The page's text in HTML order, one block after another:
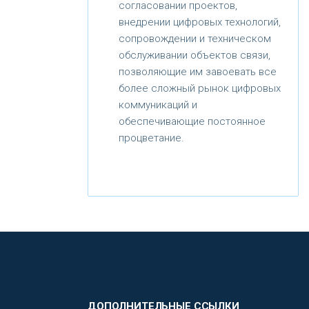
согласовании проектов,
внедрении цифровых технологий,
сопровождении и техническом
обслуживании объектов связи,
позволяющие им завоевать все
более сложный рынок цифровых
коммуникаций и
обеспечивающие постоянное
процветание.
ДОПОЛНИТЕЛЬНЫЕ ССЫЛКИ